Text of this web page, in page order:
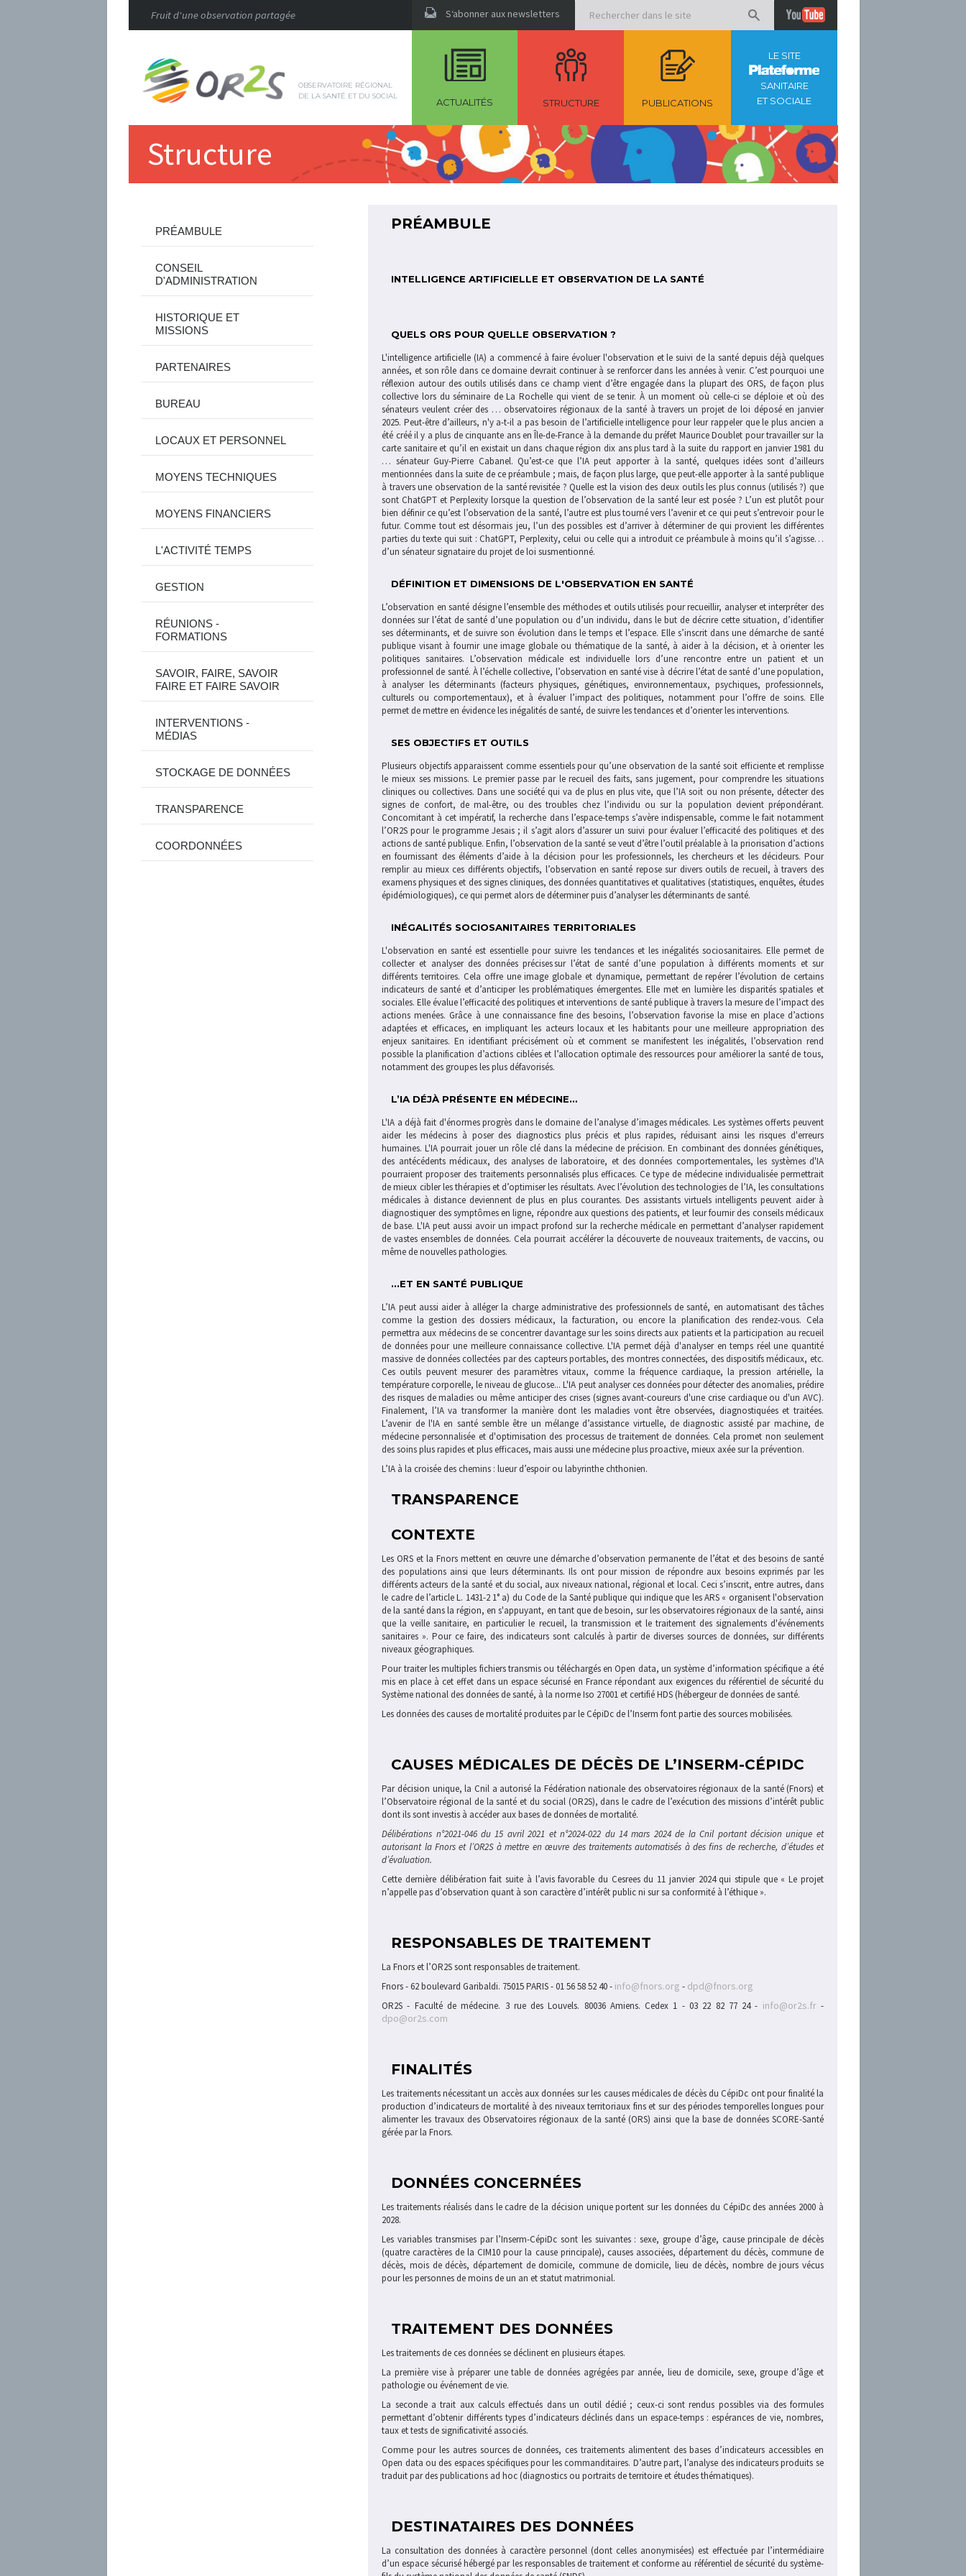
Fruit d'une observation partagée S‘abonner aux newsletters
OBSERVATOIRE RÉGIONAL
DE LA SANTÉ ET DU SOCIAL
ACTUALITÉS STRUCTURE PUBLICATIONS
LE SITE
SANITAIRE
ET SOCIALE
Structure
PRÉAMBULE
CONSEIL
D'ADMINISTRATION
HISTORIQUE ET
MISSIONS
PARTENAIRES
BUREAU
LOCAUX ET PERSONNEL
MOYENS TECHNIQUES
MOYENS FINANCIERS
L'ACTIVITÉ TEMPS
GESTION
RÉUNIONS -
FORMATIONS
SAVOIR, FAIRE, SAVOIR
FAIRE ET FAIRE SAVOIR
INTERVENTIONS -
MÉDIAS
STOCKAGE DE DONNÉES
TRANSPARENCE
COORDONNÉES
PRÉAMBULE
INTELLIGENCE ARTIFICIELLE ET OBSERVATION DE LA SANTÉ
QUELS ORS POUR QUELLE OBSERVATION ?
L'intelligence artificielle (IA) a commencé à faire évoluer l'observation et le suivi de la santé depuis déjà quelques
années, et son rôle dans ce domaine devrait continuer à se renforcer dans les années à venir. C’est pourquoi une
réflexion autour des outils utilisés dans ce champ vient d’être engagée dans la plupart des ORS, de façon plus
collective lors du séminaire de La Rochelle qui vient de se tenir. À un moment où celle-ci se déploie et où des
sénateurs veulent créer des … observatoires régionaux de la santé à travers un projet de loi déposé en janvier
2025. Peut-être d’ailleurs, n'y a-t-il a pas besoin de l’artificielle intelligence pour leur rappeler que le plus ancien a
été créé il y a plus de cinquante ans en Île-de-France à la demande du préfet Maurice Doublet pour travailler sur la
carte sanitaire et qu’il en existait un dans chaque région dix ans plus tard à la suite du rapport en janvier 1981 du
… sénateur Guy-Pierre Cabanel. Qu’est-ce que l’IA peut apporter à la santé, quelques idées sont d’ailleurs
mentionnées dans la suite de ce préambule ; mais, de façon plus large, que peut-elle apporter à la santé publique
à travers une observation de la santé revisitée ? Quelle est la vision des deux outils les plus connus (utilisés ?) que
sont ChatGPT et Perplexity lorsque la question de l’observation de la santé leur est posée ? L’un est plutôt pour
bien définir ce qu’est l’observation de la santé, l’autre est plus tourné vers l’avenir et ce qui peut s’entrevoir pour le
futur. Comme tout est désormais jeu, l’un des possibles est d’arriver à déterminer de qui provient les différentes
parties du texte qui suit : ChatGPT, Perplexity, celui ou celle qui a introduit ce préambule à moins qu’il s’agisse…
d’un sénateur signataire du projet de loi susmentionné.
DÉFINITION ET DIMENSIONS DE L'OBSERVATION EN SANTÉ
L’observation en santé désigne l’ensemble des méthodes et outils utilisés pour recueillir, analyser et interpréter des
données sur l’état de santé d’une population ou d’un individu, dans le but de décrire cette situation, d’identifier
ses déterminants, et de suivre son évolution dans le temps et l’espace. Elle s’inscrit dans une démarche de santé
publique visant à fournir une image globale ou thématique de la santé, à aider à la décision, et à orienter les
politiques sanitaires. L’observation médicale est individuelle lors d’une rencontre entre un patient et un
professionnel de santé. À l’échelle collective, l’observation en santé vise à décrire l’état de santé d’une population,
à analyser les déterminants (facteurs physiques, génétiques, environnementaux, psychiques, professionnels,
culturels ou comportementaux), et à évaluer l’impact des politiques, notamment pour l’offre de soins. Elle
permet de mettre en évidence les inégalités de santé, de suivre les tendances et d’orienter les interventions.
SES OBJECTIFS ET OUTILS
Plusieurs objectifs apparaissent comme essentiels pour qu’une observation de la santé soit efficiente et remplisse
le mieux ses missions. Le premier passe par le recueil des faits, sans jugement, pour comprendre les situations
cliniques ou collectives. Dans une société qui va de plus en plus vite, que l’IA soit ou non présente, détecter des
signes de confort, de mal-être, ou des troubles chez l’individu ou sur la population devient prépondérant.
Concomitant à cet impératif, la recherche dans l’espace-temps s’avère indispensable, comme le fait notamment
l’OR2S pour le programme Jesais ; il s’agit alors d’assurer un suivi pour évaluer l’efficacité des politiques et des
actions de santé publique. Enfin, l’observation de la santé se veut d’être l’outil préalable à la priorisation d’actions
en fournissant des éléments d’aide à la décision pour les professionnels, les chercheurs et les décideurs. Pour
remplir au mieux ces différents objectifs, l’observation en santé repose sur divers outils de recueil, à travers des
examens physiques et des signes cliniques, des données quantitatives et qualitatives (statistiques, enquêtes, études
épidémiologiques), ce qui permet alors de déterminer puis d’analyser les déterminants de santé.
INÉGALITÉS SOCIOSANITAIRES TERRITORIALES
L'observation en santé est essentielle pour suivre les tendances et les inégalités sociosanitaires. Elle permet de
collecter et analyser des données précises sur l’état de santé d’une population à différents moments et sur
différents territoires. Cela offre une image globale et dynamique, permettant de repérer l’évolution de certains
indicateurs de santé et d’anticiper les problématiques émergentes. Elle met en lumière les disparités spatiales et
sociales. Elle évalue l’efficacité des politiques et interventions de santé publique à travers la mesure de l’impact des
actions menées. Grâce à une connaissance fine des besoins, l’observation favorise la mise en place d’actions
adaptées et efficaces, en impliquant les acteurs locaux et les habitants pour une meilleure appropriation des
enjeux sanitaires. En identifiant précisément où et comment se manifestent les inégalités, l’observation rend
possible la planification d’actions ciblées et l’allocation optimale des ressources pour améliorer la santé de tous,
notamment des groupes les plus défavorisés.
L’IA DÉJÀ PRÉSENTE EN MÉDECINE…
L'IA a déjà fait d'énormes progrès dans le domaine de l’analyse d’images médicales. Les systèmes offerts peuvent
aider les médecins à poser des diagnostics plus précis et plus rapides, réduisant ainsi les risques d'erreurs
humaines. L'IA pourrait jouer un rôle clé dans la médecine de précision. En combinant des données génétiques,
des antécédents médicaux, des analyses de laboratoire, et des données comportementales, les systèmes d'IA
pourraient proposer des traitements personnalisés plus efficaces. Ce type de médecine individualisée permettrait
de mieux cibler les thérapies et d’optimiser les résultats. Avec l’évolution des technologies de l’IA, les consultations
médicales à distance deviennent de plus en plus courantes. Des assistants virtuels intelligents peuvent aider à
diagnostiquer des symptômes en ligne, répondre aux questions des patients, et leur fournir des conseils médicaux
de base. L'IA peut aussi avoir un impact profond sur la recherche médicale en permettant d’analyser rapidement
de vastes ensembles de données. Cela pourrait accélérer la découverte de nouveaux traitements, de vaccins, ou
même de nouvelles pathologies.
...ET EN SANTÉ PUBLIQUE
L’IA peut aussi aider à alléger la charge administrative des professionnels de santé, en automatisant des tâches
comme la gestion des dossiers médicaux, la facturation, ou encore la planification des rendez-vous. Cela
permettra aux médecins de se concentrer davantage sur les soins directs aux patients et la participation au recueil
de données pour une meilleure connaissance collective. L'IA permet déjà d'analyser en temps réel une quantité
massive de données collectées par des capteurs portables, des montres connectées, des dispositifs médicaux, etc.
Ces outils peuvent mesurer des paramètres vitaux, comme la fréquence cardiaque, la pression artérielle, la
température corporelle, le niveau de glucose... L'IA peut analyser ces données pour détecter des anomalies, prédire
des risques de maladies ou même anticiper des crises (signes avant-coureurs d'une crise cardiaque ou d'un AVC).
Finalement, l’IA va transformer la manière dont les maladies vont être observées, diagnostiquées et traitées.
L’avenir de l'IA en santé semble être un mélange d’assistance virtuelle, de diagnostic assisté par machine, de
médecine personnalisée et d'optimisation des processus de traitement de données. Cela promet non seulement
des soins plus rapides et plus efficaces, mais aussi une médecine plus proactive, mieux axée sur la prévention.
L’IA à la croisée des chemins : lueur d’espoir ou labyrinthe chthonien.
TRANSPARENCE
CONTEXTE
Les ORS et la Fnors mettent en œuvre une démarche d’observation permanente de l’état et des besoins de santé
des populations ainsi que leurs déterminants. Ils ont pour mission de répondre aux besoins exprimés par les
différents acteurs de la santé et du social, aux niveaux national, régional et local. Ceci s’inscrit, entre autres, dans
le cadre de l’article L. 1431-2 1° a) du Code de la Santé publique qui indique que les ARS « organisent l'observation
de la santé dans la région, en s'appuyant, en tant que de besoin, sur les observatoires régionaux de la santé, ainsi
que la veille sanitaire, en particulier le recueil, la transmission et le traitement des signalements d'événements
sanitaires ». Pour ce faire, des indicateurs sont calculés à partir de diverses sources de données, sur différents
niveaux géographiques.
Pour traiter les multiples fichiers transmis ou téléchargés en Open data, un système d’information spécifique a été
mis en place à cet effet dans un espace sécurisé en France répondant aux exigences du référentiel de sécurité du
Système national des données de santé, à la norme Iso 27001 et certifié HDS (hébergeur de données de santé.
Les données des causes de mortalité produites par le CépiDc de l’Inserm font partie des sources mobilisées.
CAUSES MÉDICALES DE DÉCÈS DE L’INSERM-CÉPIDC
Par décision unique, la Cnil a autorisé la Fédération nationale des observatoires régionaux de la santé (Fnors) et
l’Observatoire régional de la santé et du social (OR2S), dans le cadre de l’exécution des missions d’intérêt public
dont ils sont investis à accéder aux bases de données de mortalité.
Délibérations n°2021-046 du 15 avril 2021 et n°2024-022 du 14 mars 2024 de la Cnil portant décision unique et
autorisant la Fnors et l’OR2S à mettre en œuvre des traitements automatisés à des fins de recherche, d’études et
d’évaluation.
Cette dernière délibération fait suite à l’avis favorable du Cesrees du 11 janvier 2024 qui stipule que « Le projet
n’appelle pas d’observation quant à son caractère d’intérêt public ni sur sa conformité à l’éthique ».
RESPONSABLES DE TRAITEMENT
La Fnors et l’OR2S sont responsables de traitement.
Fnors - 62 boulevard Garibaldi. 75015 PARIS - 01 56 58 52 40 - info@fnors.org - dpd@fnors.org
OR2S - Faculté de médecine. 3 rue des Louvels. 80036 Amiens. Cedex 1 - 03 22 82 77 24 - info@or2s.fr-
dpo@or2s.com
FINALITÉS
Les traitements nécessitant un accès aux données sur les causes médicales de décès du CépiDc ont pour finalité la
production d’indicateurs de mortalité à des niveaux territoriaux fins et sur des périodes temporelles longues pour
alimenter les travaux des Observatoires régionaux de la santé (ORS) ainsi que la base de données SCORE-Santé
gérée par la Fnors.
DONNÉES CONCERNÉES
Les traitements réalisés dans le cadre de la décision unique portent sur les données du CépiDc des années 2000 à
2028.
Les variables transmises par l’Inserm-CépiDc sont les suivantes : sexe, groupe d’âge, cause principale de décès
(quatre caractères de la CIM10 pour la cause principale), causes associées, département du décès, commune de
décès, mois de décès, département de domicile, commune de domicile, lieu de décès, nombre de jours vécus
pour les personnes de moins de un an et statut matrimonial.
TRAITEMENT DES DONNÉES
Les traitements de ces données se déclinent en plusieurs étapes.
La première vise à préparer une table de données agrégées par année, lieu de domicile, sexe, groupe d’âge et
pathologie ou événement de vie.
La seconde a trait aux calculs effectués dans un outil dédié ; ceux-ci sont rendus possibles via des formules
permettant d’obtenir différents types d’indicateurs déclinés dans un espace-temps : espérances de vie, nombres,
taux et tests de significativité associés.
Comme pour les autres sources de données, ces traitements alimentent des bases d’indicateurs accessibles en
Open data ou des espaces spécifiques pour les commanditaires. D’autre part, l’analyse des indicateurs produits se
traduit par des publications ad hoc (diagnostics ou portraits de territoire et études thématiques).
DESTINATAIRES DES DONNÉES
La consultation des données à caractère personnel (dont celles anonymisées) est effectuée par l’intermédiaire
d’un espace sécurisé hébergé par les responsables de traitement et conforme au référentiel de sécurité du système-